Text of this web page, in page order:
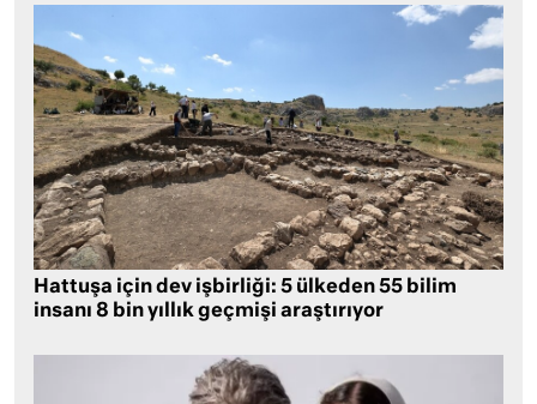
Hattuşa için dev işbirliği: 5 ülkeden 55 bilim
insanı 8 bin yıllık geçmişi araştırıyor